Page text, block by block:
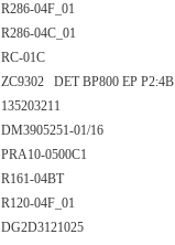
R286-04F_01
R286-04C_01
RC-01C
ZC9302 DET BP800 EP P2:4B
135203211
DM3905251-01/16
PRA10-0500C1
R161-04BT
R120-04F_01
DG2D3121025